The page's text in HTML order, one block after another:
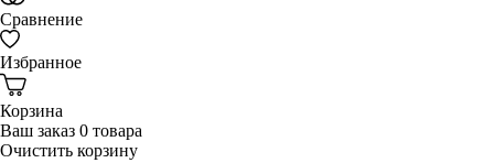
Сравнение
Избранное
Корзина
Ваш заказ 0 товара
Очистить корзину